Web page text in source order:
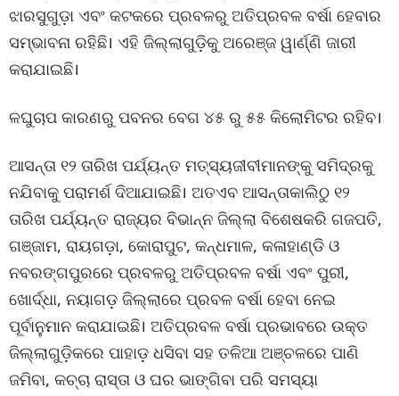
ଝାରସୁଗୁଡ଼ା ଏବଂ କଟକରେ ପ୍ରବଳରୁ ଅତିପ୍ରବଳ ବର୍ଷା ହେବାର
ସମ୍ଭାବନା ରହିଛି। ଏହି ଜିଲ୍ଲାଗୁଡ଼ିକୁ ଅରେଞ୍ଜ ୱାର୍ଣ୍ଣି ଜାରୀ
କରାଯାଇଛି।
ଳଘୁଚାପ କାରଣରୁ ପବନର ବେଗ ୪୫ ରୁ ୫୫ କିଲୋମିଟର ରହିବ।
ଆସନ୍ତା ୧୨ ତାରିଖ ପର୍ଯ୍ୟନ୍ତ ମତ୍ସ୍ୟଜୀବୀମାନଙ୍କୁ ସମିଦ୍ରକୁ
ନଯିବାକୁ ପରାମର୍ଶ ଦିଆଯାଇଛି। ଅତଏବ ଆସନ୍ତାକାଲିଠୁ ୧୨
ତାରିଖ ପର୍ଯ୍ୟନ୍ତ ରାଜ୍ୟର ବିଭାନ୍ନ ଜିଲ୍ଲା ବିଶେଷକରି ଗଜପତି,
ଗଞ୍ଜାମ, ରାୟଗଡ଼ା, କୋରାପୁଟ, କନ୍ଧମାଳ, କଳାହାଣ୍ଡି ଓ
ନବରଙ୍ଗପୁରରେ ପ୍ରବଳରୁ ଅତିପ୍ରବଳ ବର୍ଷା ଏବଂ ପୁରୀ,
ଖୋର୍ଦ୍ଧା, ନୟାଗଡ଼ ଜିଲ୍ଲାରେ ପ୍ରବଳ ବର୍ଷା ହେବା ନେଇ
ପୂର୍ବାନୁମାନ କରାଯାଇଛି। ଅତିପ୍ରବଳ ବର୍ଷା ପ୍ରଭାବରେ ଉକ୍ତ
ଜିଲ୍ଲାଗୁଡ଼ିକରେ ପାହାଡ଼ ଧସିବା ସହ ତଳିଆ ଅଞ୍ଚଳରେ ପାଣି
ଜମିବା, କଚ୍ଚା ରାସ୍ତା ଓ ଘର ଭାଙ୍ଗିବା ପରି ସମସ୍ୟା